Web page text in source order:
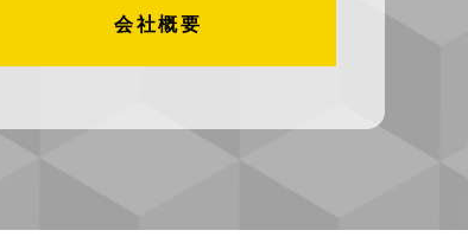
会社概要